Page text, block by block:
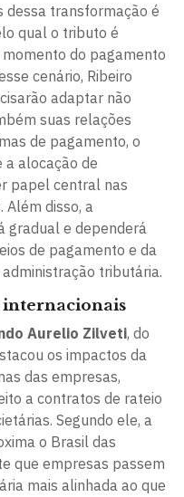
dessa transformação é
qual o tributo é
do pagamento
cenário, Ribeiro
adaptar não
suas relações
de pagamento, o
a alocação de
papel central nas
Além disso, a
gradual e dependerá
de pagamento e da
tributária.
internacionais
Aurelio Zilveti, do
os impactos da
das empresas,
a contratos de rateio
Segundo ele, a
o Brasil das
que empresas passem
mais alinhada ao que